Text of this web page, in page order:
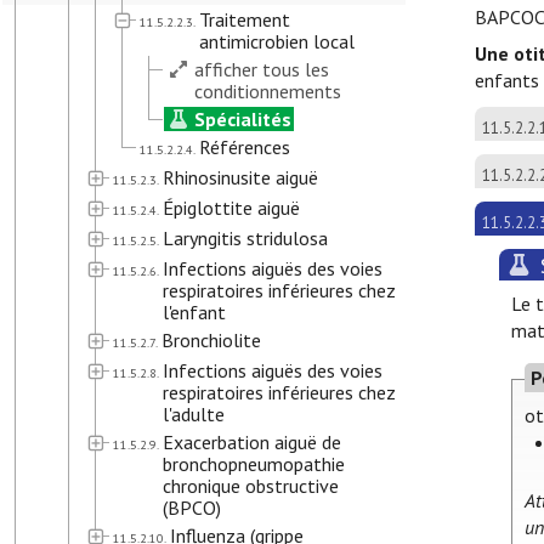
11.5.2.2.3. Traitement
antimicrobien local
afficher tous les
conditionnements
Spécialités
11.5.2.2.4. Références
11.5.2.3. Rhinosinusite aiguë
11.5.2.4. Épiglottite aiguë
11.5.2.5. Laryngitis stridulosa
11.5.2.6. Infections aiguës des voies
respiratoires inférieures chez
l'enfant
11.5.2.7. Bronchiolite
11.5.2.8. Infections aiguës des voies
respiratoires inférieures chez
l'adulte
11.5.2.9. Exacerbation aiguë de
bronchopneumopathie
chronique obstructive
(BPCO)
11.5.2.10. Influenza (grippe
Une
enfants
Le